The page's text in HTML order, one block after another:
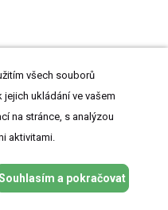
na Gynekologicko
v Centru pro
letech 1955 – 2007
u suspektních nálezů
žen
všech souborů
ukládání ve vašem
na stránce, s analýzou
aktivitami.
a pokračovat